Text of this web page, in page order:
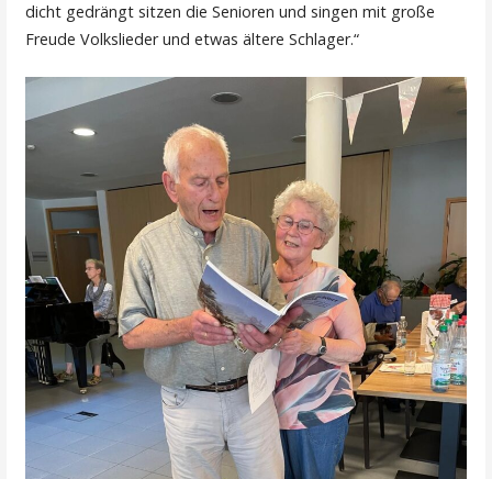
dicht gedrängt sitzen die Senioren und singen mit große
Freude Volkslieder und etwas ältere Schlager.“